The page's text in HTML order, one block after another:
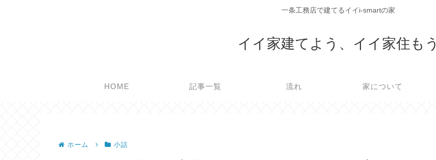
一条工務店で建てるイイi-smartの家
イイ家建てよう、イイ家住もう
HOME 記事一覧 流れ 家について
ホーム 小話